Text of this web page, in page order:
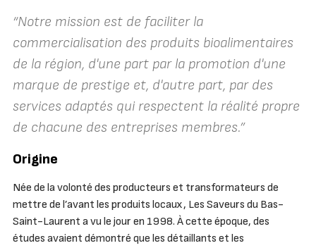
“Notre mission est de faciliter la
commercialisation des produits bioalimentaires
de la région, d'une part par la promotion d'une
marque de prestige et, d'autre part, par des
services adaptés qui respectent la réalité propre
de chacune des entreprises membres.”
Origine
Née de la volonté des producteurs et transformateurs de
mettre de l’avant les produits locaux, Les Saveurs du Bas-
Saint-Laurent a vu le jour en 1998. À cette époque, des
études avaient démontré que les détaillants et les